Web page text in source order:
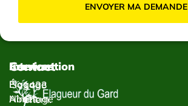
ENVOYER MA DEMANDE
Services
Élagage
Abattage
Intervention
Élagage
Nîmes
Contact
1433
Chem.